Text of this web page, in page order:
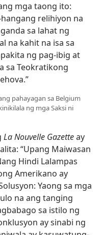
mga taong ito:
relihiyon na
sa lahat ng
na kahit na isa sa
ng pag-ibig at
sa Teokratikong
pahayagan sa Belgium
ng mga Saksi ni
La Nouvelle Gazetteay
“Upang Maiwasan
Hindi Lalampas
Amerikano ay
Yaong sa mga
na ang tanging
sa istilo ng
ay sinabi ng